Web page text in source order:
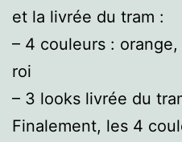
et la livrée du tram :
– 4 couleurs :
roi
– 3 looks livrée du
Finalement, les 4